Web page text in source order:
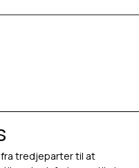
tredjeparter til at